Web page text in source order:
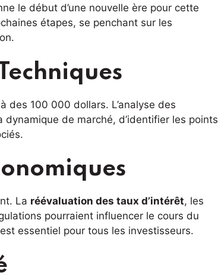
le début d’une nouvelle ère pour cette
étapes, se penchant sur les
des 100 000 dollars. L’analyse des
de marché, d’identifier les points
La réévaluation des taux d’intérêt, les
pourraient influencer le cours du
essentiel pour tous les investisseurs.